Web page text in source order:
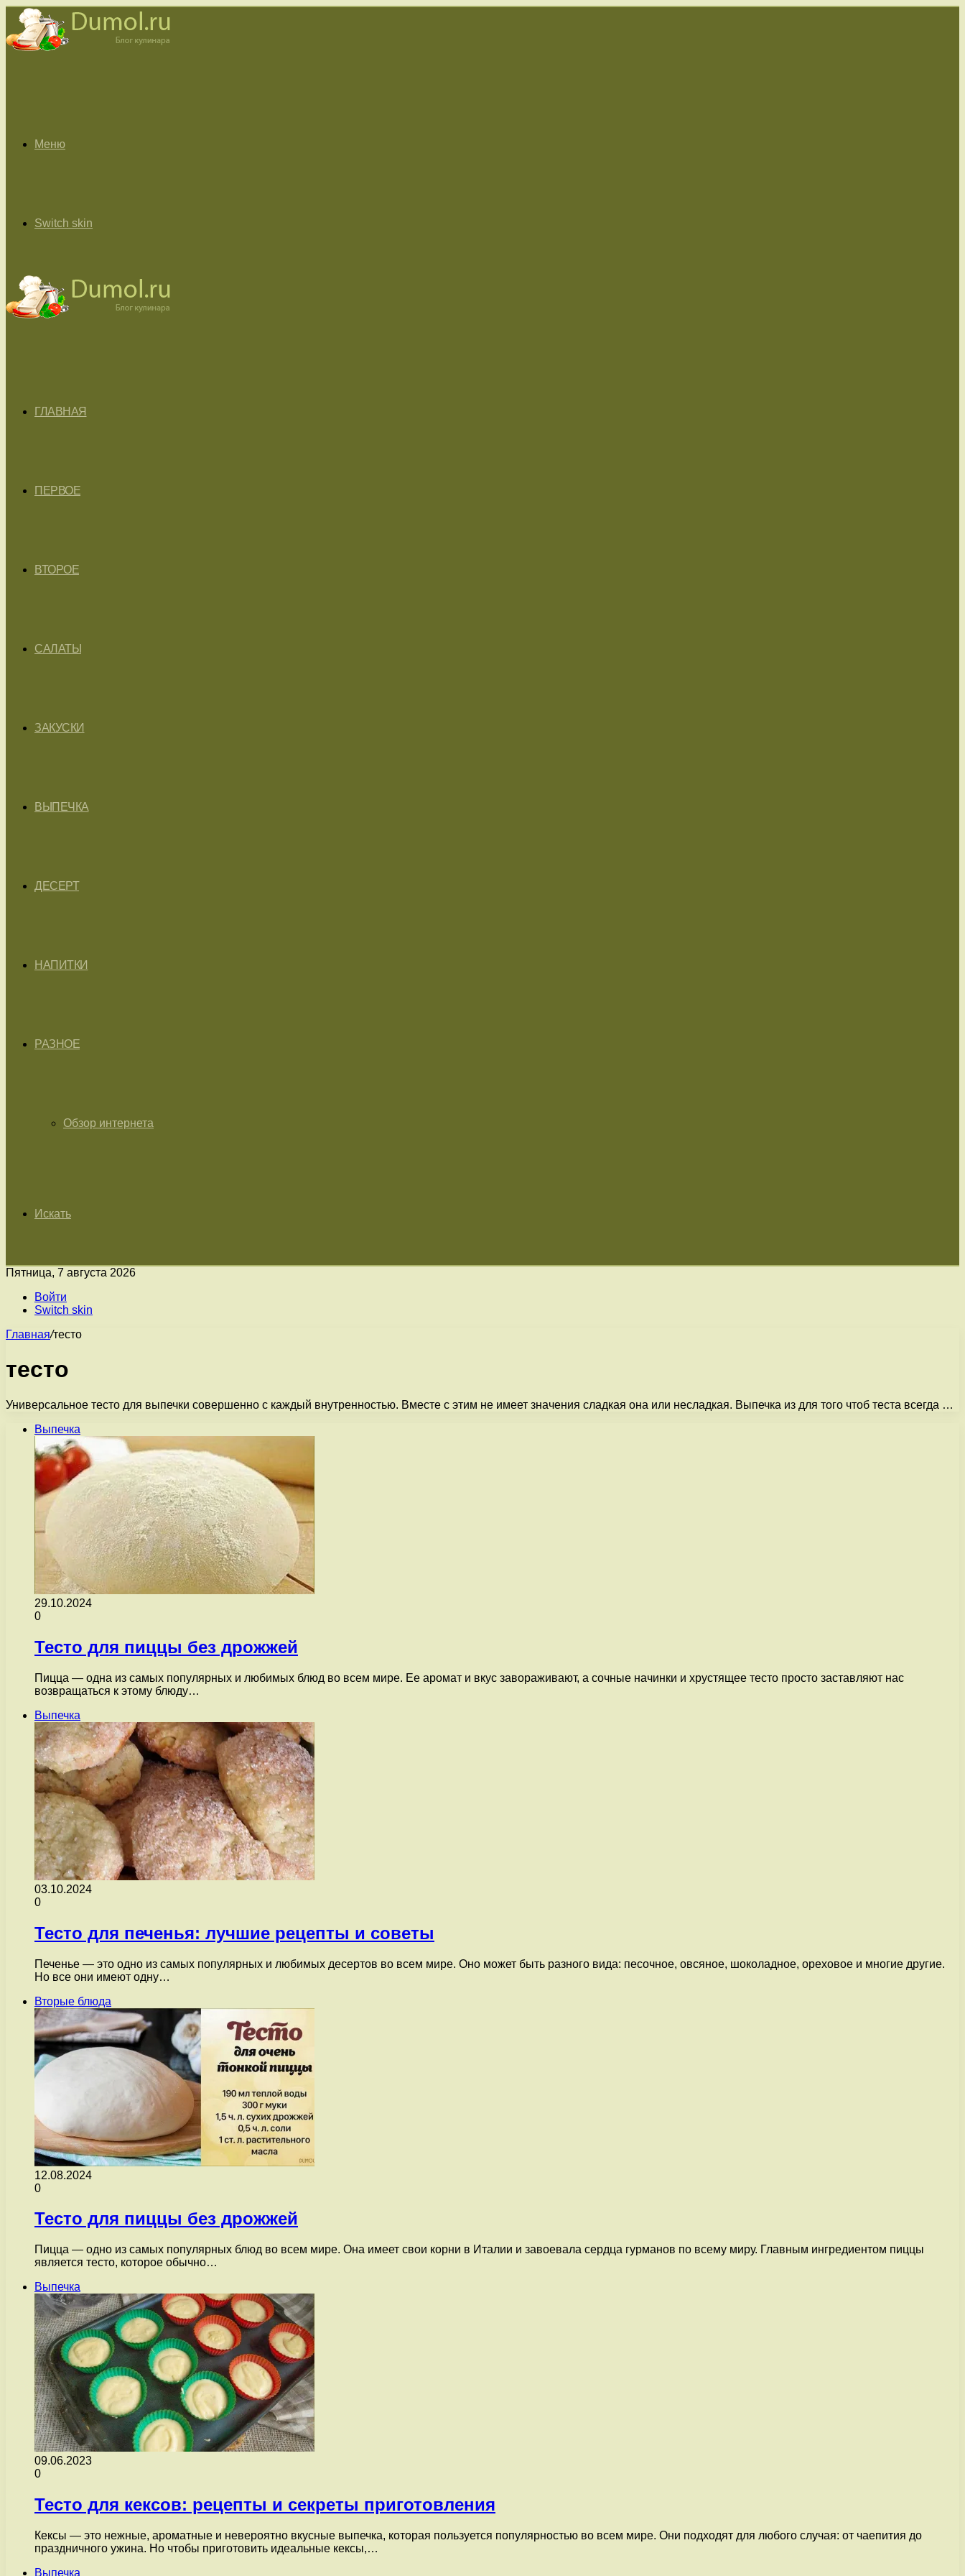
Меню
Switch skin
ГЛАВНАЯ
ПЕРВОЕ
ВТОРОЕ
САЛАТЫ
ЗАКУСКИ
ВЫПЕЧКА
ДЕСЕРТ
НАПИТКИ
РАЗНОЕ
Обзор интернета
Искать
Пятница, 7 августа 2026
Войти
Switch skin
Главная/тесто
тесто
Универсальное тесто для выпечки совершенно с каждый внутренностью. Вместе с этим не имеет значения сладкая она или несладкая. Выпечка из для того чтоб теста всегда …
Выпечка
29.10.2024
0
Тесто для пиццы без дрожжей
Пицца — одна из самых популярных и любимых блюд во всем мире. Ее аромат и вкус завораживают, а сочные начинки и хрустящее тесто просто заставляют нас
возвращаться к этому блюду…
Выпечка
03.10.2024
0
Тесто для печенья: лучшие рецепты и советы
Печенье — это одно из самых популярных и любимых десертов во всем мире. Оно может быть разного вида: песочное, овсяное, шоколадное, ореховое и многие другие.
Но все они имеют одну…
Вторые блюда
12.08.2024
0
Тесто для пиццы без дрожжей
Пицца — одно из самых популярных блюд во всем мире. Она имеет свои корни в Италии и завоевала сердца гурманов по всему миру. Главным ингредиентом пиццы
является тесто, которое обычно…
Выпечка
09.06.2023
0
Тесто для кексов: рецепты и секреты приготовления
Кексы — это нежные, ароматные и невероятно вкусные выпечка, которая пользуется популярностью во всем мире. Они подходят для любого случая: от чаепития до
праздничного ужина. Но чтобы приготовить идеальные кексы,…
Выпечка